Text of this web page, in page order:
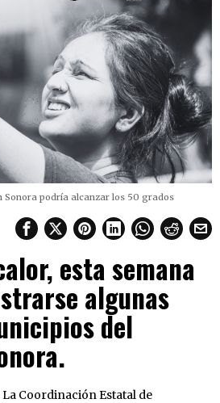
Sonora podría alcanzar los 50 grados
esta semana
algunas
del
Coordinación Estatal de